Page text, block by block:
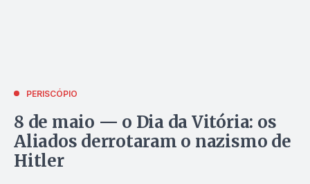
PERISCÓPIO
8 de maio — o Dia da Vitória: os
Aliados derrotaram o nazismo de
Hitler